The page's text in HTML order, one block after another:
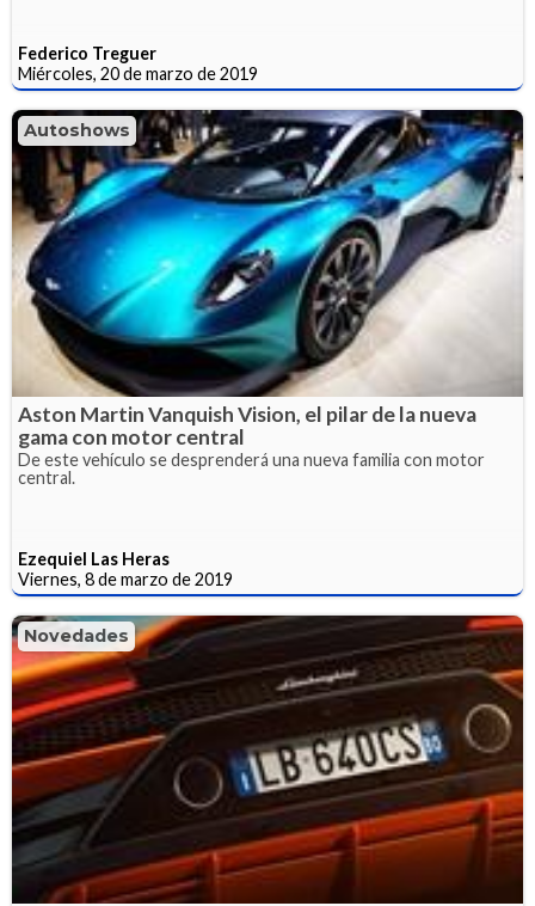
Federico Treguer
Miércoles, 20 de marzo de 2019
Autoshows
Aston Martin Vanquish Vision, el pilar de la nueva
gama con motor central
De este vehículo se desprenderá una nueva familia con motor
central.
Ezequiel Las Heras
Viernes, 8 de marzo de 2019
Novedades